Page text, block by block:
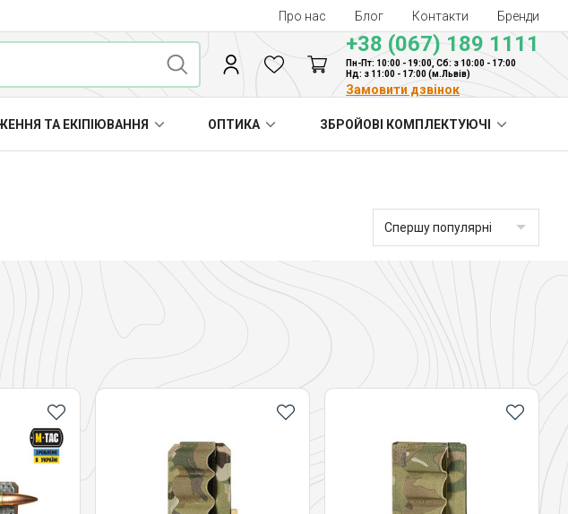
Про нас Блог Контакти Бренди
+38 (067) 189 1111
Пн-Пт: 10:00 - 19:00, Сб: з 10:00 - 17:00
Нд: з 11:00 - 17:00 (м.Львів)
Замовити дзвінок
ТА ЕКІПІЮВАННЯ ОПТИКА ЗБРОЙОВІ КОМПЛЕКТУЮЧІ
Спершу популярні